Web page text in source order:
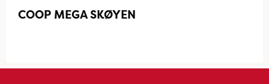
COOP MEGA SKØYEN